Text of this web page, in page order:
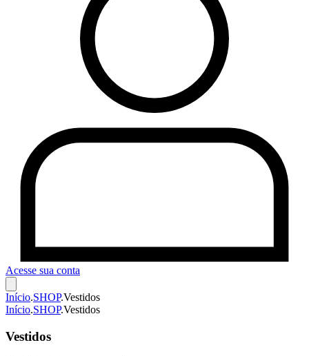
Acesse sua conta
Início.SHOP.Vestidos
Início.SHOP.Vestidos
Vestidos